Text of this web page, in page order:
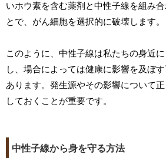
いホウ素を含む薬剤と中性子線を組み合
とで、がん細胞を選択的に破壊します。
このように、中性子線は私たちの身近
し、場合によっては健康に影響を及ぼ
あります。発生源やその影響について
しておくことが重要です。
中性子線から身を守る方法